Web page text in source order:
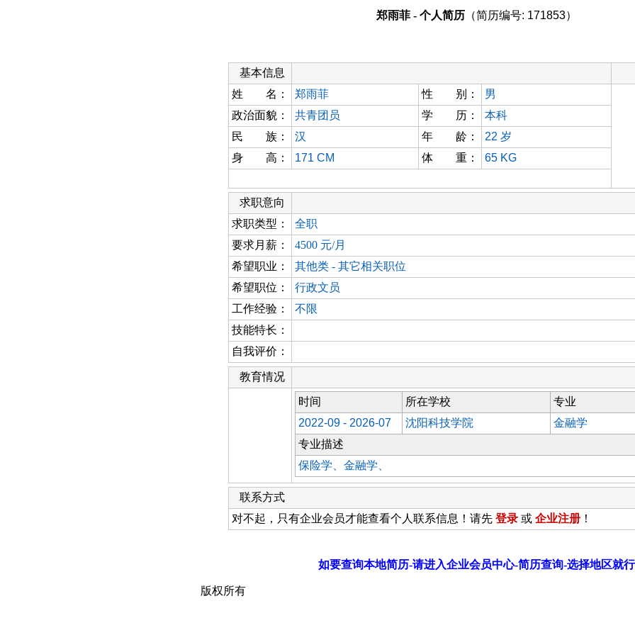
郑雨菲 - 个人简历（简历编号: 171853）
基本信息
姓 名：
郑雨菲 性 别：
男
政治面貌：
共青团员 学 历：
本科
民 族：
汉 年 龄： 22 岁
身 高：
171 CM 体 重： 65 KG
求职意向
求职类型：
全职
要求月薪：
4500 元/月
希望职业：
其他类 - 其它相关职位
希望职位：
行政文员
工作经验：
不限
技能特长：
自我评价：
教育情况
时间 所在学校
专业
2022-09 - 2026-07
沈阳科技学院
金融学
专业描述
保险学、金融学、
联系方式
对不起，只有企业会员才能查看个人联系信息！请先 登录 或 企业注册 ！
如要查询本地简历-请进入企业会员中心-简历查询-选择地区就行
版权所有